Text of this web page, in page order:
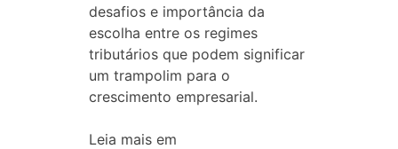
desafios e importância da
escolha entre os regimes
tributários que podem significar
um trampolim para o
crescimento empresarial.
Leia mais em